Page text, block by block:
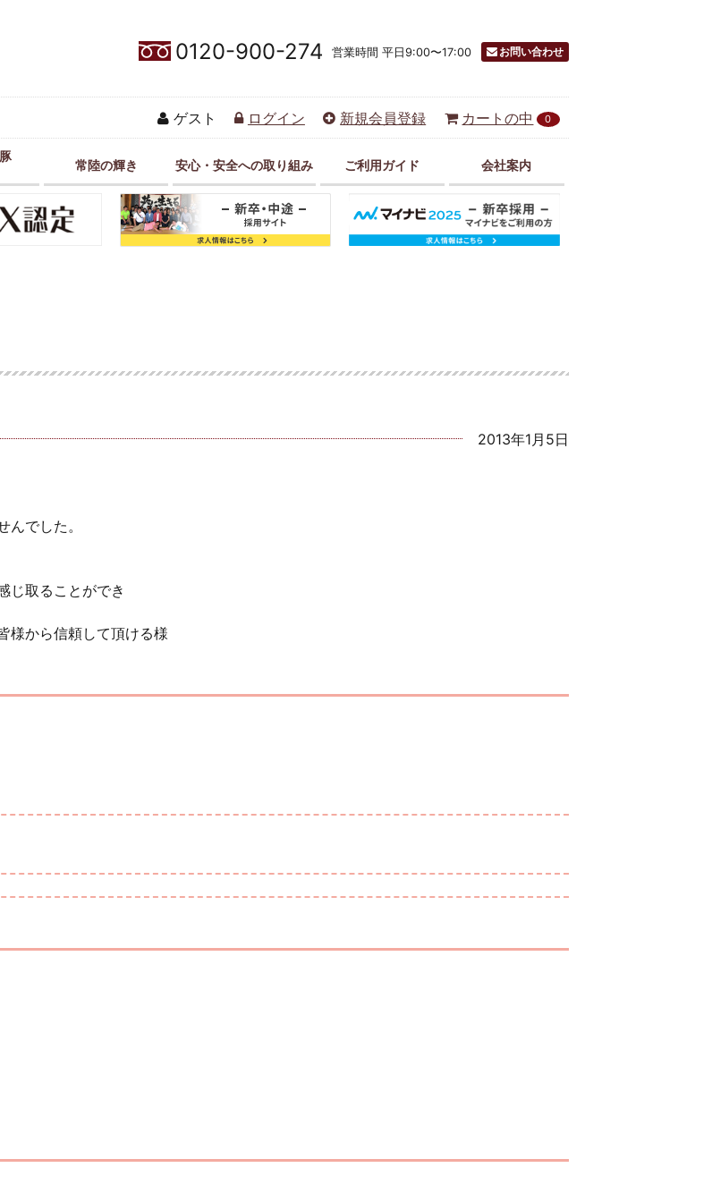
0120-900-274 営業時間 平日9:00〜17:00 お問い合わせ
ゲスト ログイン 新規会員登録 カートの中 0
常陸の輝き 安心・安全への取り組み ご利用ガイド 会社案内
2013年1月5日
でした。
じ取ることができ
様から信頼して頂ける様